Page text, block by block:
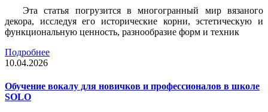
Эта статья погрузится в многогранный мир вязаного
декора, исследуя его исторические корни, эстетическую и
функциональную ценность, разнообразие форм и техник
Подробнее
10.04.2026
Обучение вокалу для новичков и профессионалов в школе
SOLO